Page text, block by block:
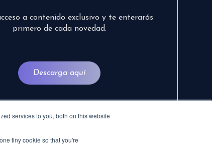
services to you, both on this website
tiny cookie so that you're
a contenido exclusivo y te enterarás
primero de cada novedad.
Descarga aquí